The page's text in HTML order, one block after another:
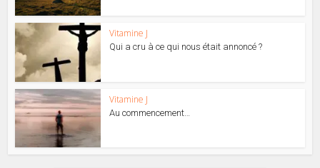
Vitamine J
Qui a cru à ce qui nous était annoncé ?
Vitamine J
Au commencement…